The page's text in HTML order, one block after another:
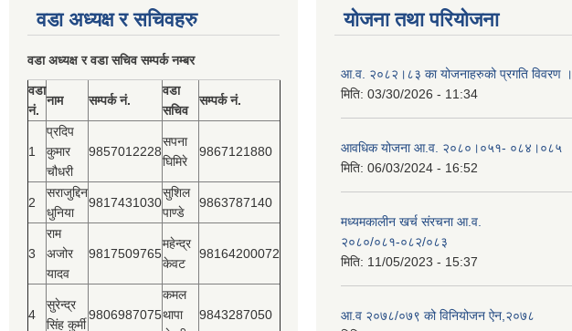
वडा अध्यक्ष र सचिवहरु
वडा अध्यक्ष र वडा सचिव सम्पर्क नम्बर
वडा
नं.
नाम सम्पर्क नं.
वडा
सचिव
सम्पर्क नं.
1
प्रदिप
कुमार
चौधरी
9857012228
सपना
घिमिरे
9867121880
2
सराजुद्दिन
धुनिया
9817431030
सुशिल
पाण्डे
9863787140
3
राम
अजोर
यादव
9817509765
महेन्द्र
केवट
98164200072
4
सुरेन्द्र
सिंह कुर्मी
9806987075
कमल
थापा
9843287050
योजना तथा परियोजना
आ.व. २०८२।८३ का योजनाहरुको प्रगति विवरण ।
मिति: 03/30/2026 - 11:34
आवधिक योजना आ.व. २०८०।०५१- ०८४।०८५
मिति: 06/03/2024 - 16:52
मध्यमकालीन खर्च संरचना आ.व.
२०८०/०८१-०८२/०८३
मिति: 11/05/2023 - 15:37
आ.व २०७८/०७९ को विनियोजन ऐन,२०७८